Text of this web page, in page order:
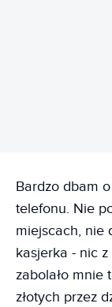
Bardzo dbam
telefonu. Nie
miejscach, nie
kasjerka - nic
zabolało mnie
złotych przez